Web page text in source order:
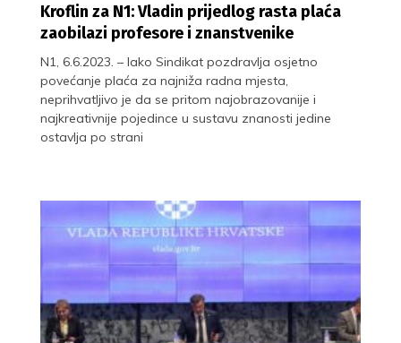
Kroflin za N1: Vladin prijedlog rasta plaća
zaobilazi profesore i znanstvenike
N1, 6.6.2023. – Iako Sindikat pozdravlja osjetno
povećanje plaća za najniža radna mjesta,
neprihvatljivo je da se pritom najobrazovanije i
najkreativnije pojedince u sustavu znanosti jedine
ostavlja po strani